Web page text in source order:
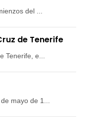
del ...
de Tenerife
Tenerife, e...
mayo de 1...